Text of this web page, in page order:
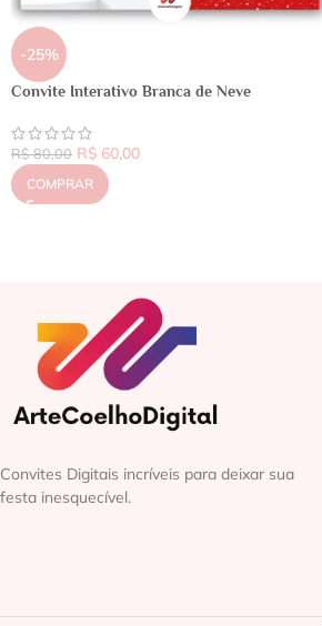
-25%
Convite Interativo Branca de Neve
R$80,00 R$ 60,00
COMPRAR
Convites Digitais incríveis para deixar sua
festa inesquecível.